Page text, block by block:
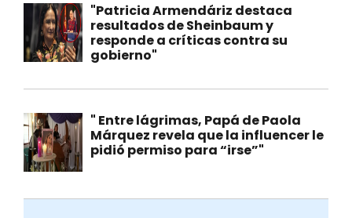
"Patricia Armendáriz destaca
resultados de Sheinbaum y
responde a críticas contra su
gobierno"
" Entre lágrimas, Papá de Paola
Márquez revela que la influencer le
pidió permiso para “irse”"